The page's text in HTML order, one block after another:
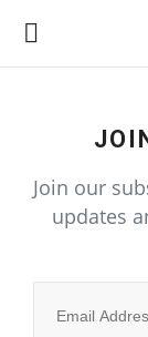
राज्य-शहर
उत्तर प्रदेश
Join our
updates